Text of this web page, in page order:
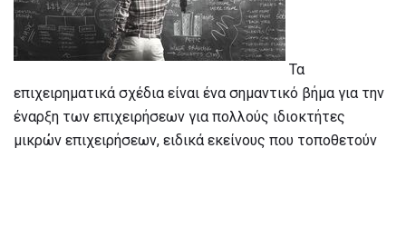
Τα
επιχειρηματικά σχέδια είναι ένα σημαντικό βήμα για την
έναρξη των επιχειρήσεων για πολλούς ιδιοκτήτες
μικρών επιχειρήσεων, ειδικά εκείνους που τοποθετούν